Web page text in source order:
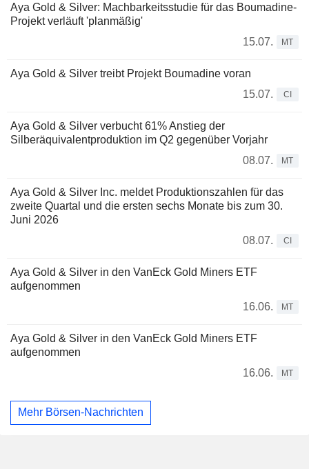
Aya Gold & Silver: Machbarkeitsstudie für das Boumadine-
Projekt verläuft 'planmäßig'
15.07.
MT
Aya Gold & Silver treibt Projekt Boumadine voran
15.07.
CI
Aya Gold & Silver verbucht 61% Anstieg der
Silberäquivalentproduktion im Q2 gegenüber Vorjahr
08.07.
MT
Aya Gold & Silver Inc. meldet Produktionszahlen für das
zweite Quartal und die ersten sechs Monate bis zum 30.
Juni 2026
08.07.
CI
Aya Gold & Silver in den VanEck Gold Miners ETF
aufgenommen
16.06.
MT
Aya Gold & Silver in den VanEck Gold Miners ETF
aufgenommen
16.06.
MT
Mehr Börsen-Nachrichten